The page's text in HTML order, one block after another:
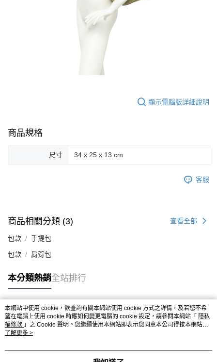
顯示電腦版詳細說明
商品規格
尺寸 34 x 25 x 13 cm
客服
商品相關分類 (3) 查看全部
包款 手提包
包款 肩背包
本分類熱銷全站排行
熱門標籤
本網站中使用 cookie，欲查詢有關本網站使用 cookie 方式之詳情，及若您不希
望在電腦上使用 cookie 時應如何變更電腦的 cookie 設定，請參閱本網站「 隱私
權條款 」之 Cookie 聲明。您繼續使用本網站即表示您同意本公司得按本網站使
用條款之 Cookie 聲明使用 cookie。
了解更多 >